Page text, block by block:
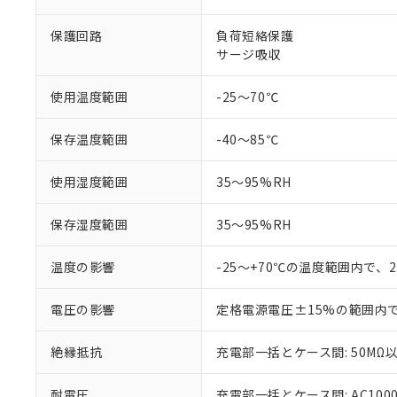
保護回路
負荷短絡保護
サージ吸収
使用温度範囲 -25～70℃
保存温度範囲 -40～85℃
使用湿度範囲 35～95%RH
保存湿度範囲 35～95%RH
温度の影響 -25～+70℃の温度範囲内で
電圧の影響 定格電源電圧±15%の範囲内
絶縁抵抗 充電部一括とケース間: 50MΩ
以下の条件をお読
本サービス
当社販売員
在庫状況お
す。
お客様が当
が、当社の
さい。
※当社の共同
いる法人を指
仕入先様の事情に
があります。
*EU RoHS指令（10物質
フタル酸ビス(2-エチル
※2 対応予定月
部品在庫の切り替
※3 非含有証明
下記の非含有証明
※1 中国
DBP(フタル酸ジブチル
DEHP(フタル酸ビス(2-
※2 環境保護使用
「ｅ」：有害物質
「10」：通常の使
味します。
当社は、こ
などの必要
当社は、貴
たしません。
号
○ 一定数
△ 一定数
－
在庫な
機器販売
空
白
受注生